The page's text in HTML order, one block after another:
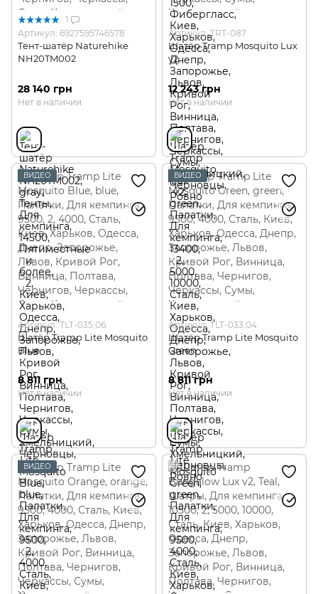
1
Артикул: 6927595746578
Тент-шатёр Naturehike
NH20TM002
28 140 грн
Нет в наличии
Артикул: TRT-087
Шатёр Tramp Mosquito Lux
v2
12 243 грн
Нет в наличии
ВИДЕО
Артикул: TLT-035.06
Шатёр Tramp Lite Mosquito
Blue
8 811 грн
Нет в наличии
ВИДЕО
Артикул: TLT-033.04
Шатёр Tramp Lite Mosquito
Green
8 811 грн
Нет в наличии
ВИДЕО